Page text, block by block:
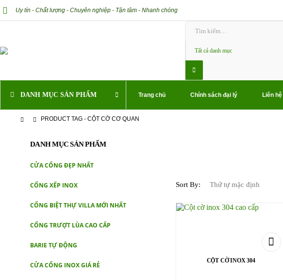
Uy tín - Chất lượng - Chuyên nghiệp - Tận tâm - Nhanh chóng
DANH MỤC SẢN PHẨM Trang chủ Chính sách đại lý Liên hệ
PRODUCT TAG - CỘT CỜ CƠ QUAN
Sort By:
CỘT CỜ INOX 304
DANH MỤC SẢN PHẨM
CỬA CỔNG ĐẸP NHẤT
CỔNG XẾP INOX
CỔNG BIỆT THỰ VILLA MỚI NHẤT
CỔNG TRƯỢT LÙA CAO CẤP
BARIE TỰ ĐỘNG
CỬA CỔNG INOX GIÁ RẺ